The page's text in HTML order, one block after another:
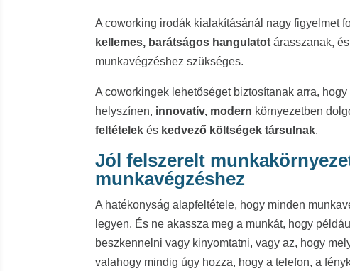
A coworking irodák kialakításánál nagy figyelmet
kellemes, barátságos hangulatot árasszanak,
munkavégzéshez szükséges.
A coworkingek lehetőséget biztosítanak arra,
helyszínen, innovatív, modern környezetben
feltételek és kedvező költségek társulnak.
Jól felszerelt
munkavégzéshez
A hatékonyság alapfeltétele, hogy minden
legyen. És ne akassza meg a munkát, hogy
beszkennelni vagy kinyomtatni, vagy az, hogy
valahogy mindig úgy hozza, hogy a telefon, a